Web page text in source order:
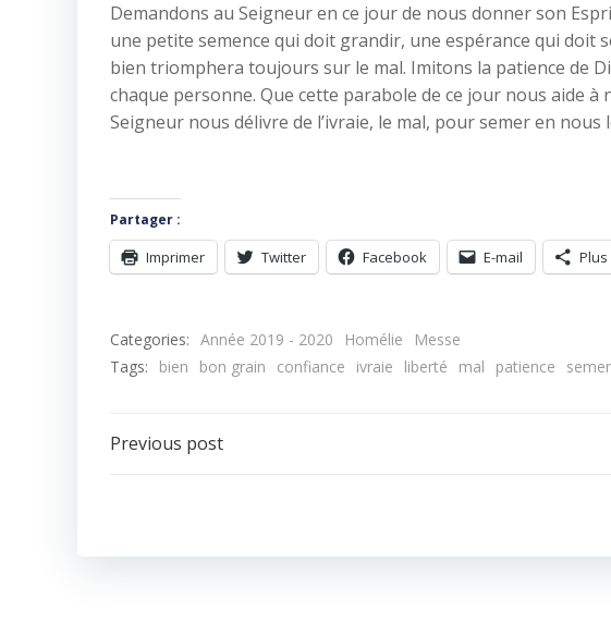
Demandons au Seigneur en ce jour de nous donner son
une petite semence qui doit grandir, une espérance qui doit
bien triomphera toujours sur le mal. Imitons la patience de
chaque personne. Que cette parabole de ce jour nous aide
Seigneur nous délivre de l’ivraie, le mal, pour semer en
Partager :
Imprimer Twitter Facebook E-mail Plus
Categories: Année 2019 - 2020 Homélie
Messe
Tags:
bien bon grain confiance ivraie liberté mal patience
Navigation
l’article
Previous post